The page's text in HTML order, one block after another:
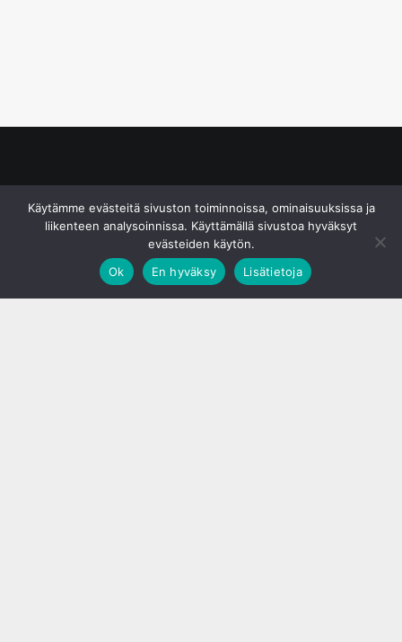
Käytämme evästeitä sivuston toiminnoissa, ominaisuuksissa ja
liikenteen analysoinnissa. Käyttämällä sivustoa hyväksyt
evästeiden käytön.
Ok
En hyväksy Lisätietoja